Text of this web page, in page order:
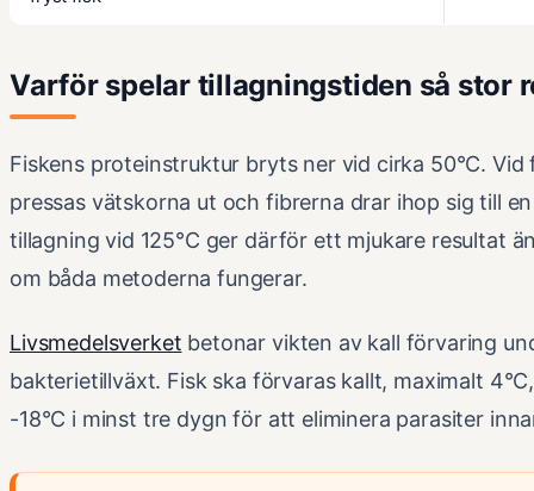
Varför spelar tillagningstiden så stor
Fiskens proteinstruktur bryts ner vid cirka 50°C.
pressas vätskorna ut och fibrerna drar ihop sig till
tillagning vid 125°C ger därför ett mjukare resultat
om båda metoderna fungerar.
Livsmedelsverket betonar vikten av kall förvaring
bakterietillväxt. Fisk ska förvaras kallt, maximalt
-18°C i minst tre dygn för att eliminera parasiter